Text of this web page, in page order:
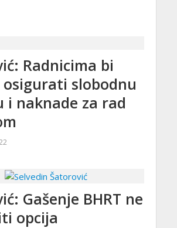
Radnicima bi
slobodnu
i naknade za rad
Gašenje BHRT ne
opcija